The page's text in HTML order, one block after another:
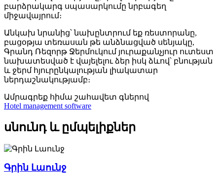
բարձրակարգ սպասարկումը նրբագեղ
միջավայրում։
Անկախ նրանից՝ նախընտրում եք ռեստորանը,
բացօթյա տեռասան թե անձնացված սենյակը,
Գրանդ Ռեզորթ Ջերմուկում յուրաքանչյուր ուտեստ
նախատեսված է վայելելու ձեր իսկ ձևով՝ բնության
և ջերմ հյուրընկալության լիակատար
ներդաշնակությամբ։
Ամրագրեք հիմա շահավետ գներով
Hotel management software
սնունդ և ըմպելիքներ
Գրին Լաունջ